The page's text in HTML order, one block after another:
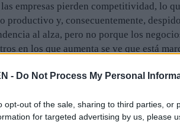
- Do Not Process My Personal
opt-out of the sale, sharing to third parties, or
for targeted advertising by us, please
empresas pierden competitividad, lo
productivo y, consecuentemente,
al alza, pero no porque los
en los que aumenta se ve que está
impositivas o que están muy regulados
aumento medio de los salarios en la
está muy lejos de los auges que
no sirvieron para hacer ricos a los
encima del IPC e impulsar,